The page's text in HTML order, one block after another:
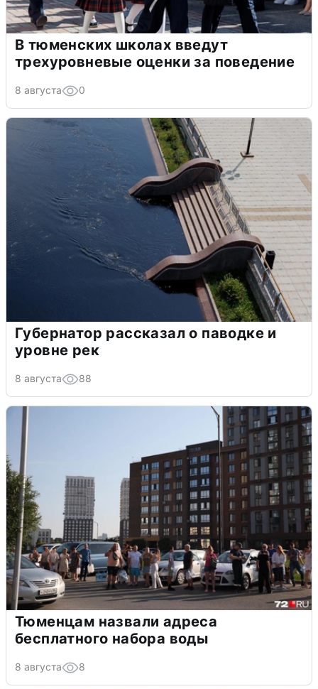
В тюменских школах введут
трехуровневые оценки за поведение
8 августа 0
Губернатор рассказал о паводке и
уровне рек
8 августа 88
Тюменцам назвали адреса
бесплатного набора воды
8 августа 8